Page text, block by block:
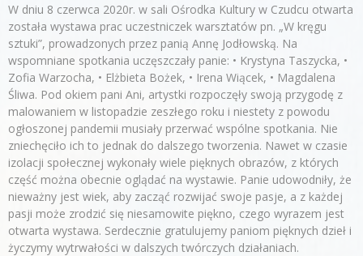
W dniu 8 czerwca 2020r. w sali Ośrodka Kultury w Czudcu otwarta
została wystawa prac uczestniczek warsztatów pn. „W kręgu
sztuki”, prowadzonych przez panią Annę Jodłowską. Na
wspomniane spotkania uczęszczały panie: • Krystyna Taszycka, •
Zofia Warzocha, • Elżbieta Bożek, • Irena Wiącek, • Magdalena
Śliwa. Pod okiem pani Ani, artystki rozpoczęły swoją przygodę z
malowaniem w listopadzie zeszłego roku i niestety z powodu
ogłoszonej pandemii musiały przerwać wspólne spotkania. Nie
zniechęciło ich to jednak do dalszego tworzenia. Nawet w czasie
izolacji społecznej wykonały wiele pięknych obrazów, z których
część można obecnie oglądać na wystawie. Panie udowodniły, że
nieważny jest wiek, aby zacząć rozwijać swoje pasje, a z każdej
pasji może zrodzić się niesamowite piękno, czego wyrazem jest
otwarta wystawa. Serdecznie gratulujemy paniom pięknych dzieł i
życzymy wytrwałości w dalszych twórczych działaniach.